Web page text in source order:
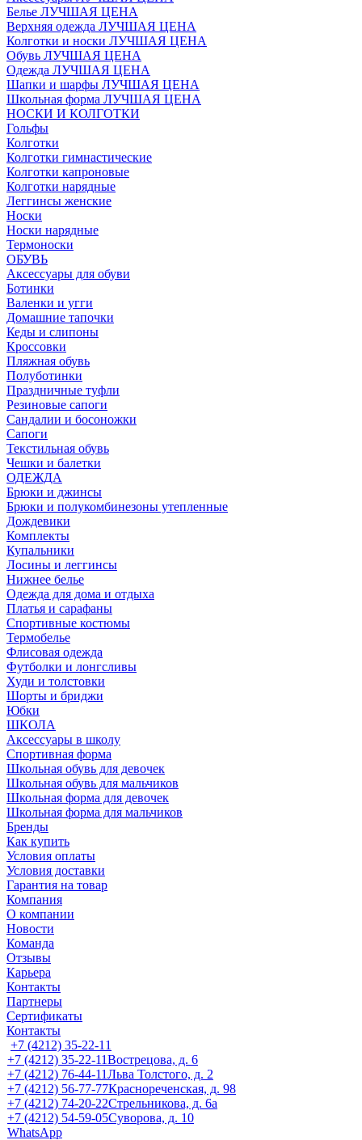
Белье ЛУЧШАЯ ЦЕНА
Верхняя одежда ЛУЧШАЯ ЦЕНА
Колготки и носки ЛУЧШАЯ ЦЕНА
Обувь ЛУЧШАЯ ЦЕНА
Одежда ЛУЧШАЯ ЦЕНА
Шапки и шарфы ЛУЧШАЯ ЦЕНА
Школьная форма ЛУЧШАЯ ЦЕНА
НОСКИ И КОЛГОТКИ
Гольфы
Колготки
Колготки гимнастические
Колготки капроновые
Колготки нарядные
Леггинсы женские
Носки
Носки нарядные
Термоноски
ОБУВЬ
Аксессуары для обуви
Ботинки
Валенки и угги
Домашние тапочки
Кеды и слипоны
Кроссовки
Пляжная обувь
Полуботинки
Праздничные туфли
Резиновые сапоги
Сандалии и босоножки
Сапоги
Текстильная обувь
Чешки и балетки
ОДЕЖДА
Брюки и джинсы
Брюки и полукомбинезоны утепленные
Дождевики
Комплекты
Купальники
Лосины и леггинсы
Нижнее белье
Одежда для дома и отдыха
Платья и сарафаны
Спортивные костюмы
Термобелье
Флисовая одежда
Футболки и лонгсливы
Худи и толстовки
Шорты и бриджи
Юбки
ШКОЛА
Аксессуары в школу
Спортивная форма
Школьная обувь для девочек
Школьная обувь для мальчиков
Школьная форма для девочек
Школьная форма для мальчиков
Бренды
Как купить
Условия оплаты
Условия доставки
Гарантия на товар
Компания
О компании
Новости
Команда
Отзывы
Карьера
Контакты
Партнеры
Сертификаты
Контакты
+7 (4212) 35-22-11
+7 (4212) 35-22-11Вострецова, д. 6
+7 (4212) 76-44-11Льва Толстого, д. 2
+7 (4212) 56-77-77Краснореченская, д. 98
+7 (4212) 74-20-22Стрельникова, д. 6а
+7 (4212) 54-59-05Суворова, д. 10
WhatsApp